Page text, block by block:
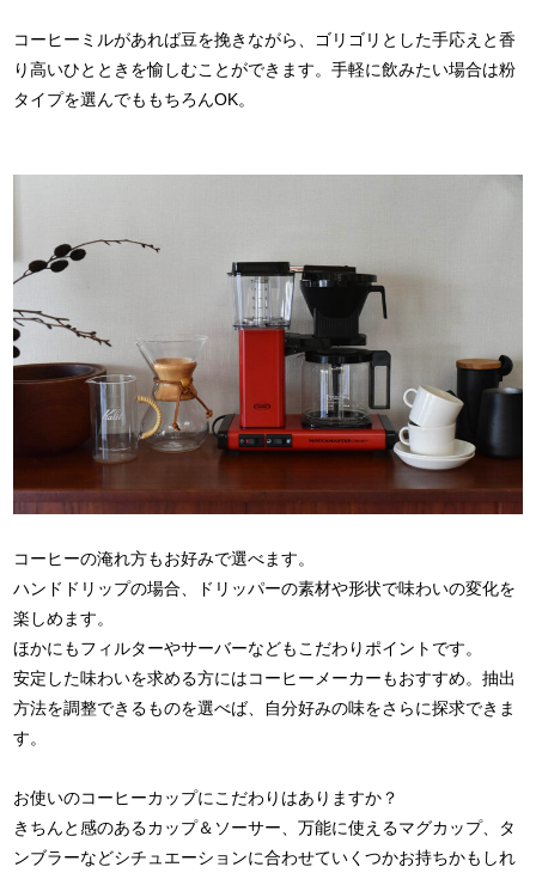
コーヒーミルがあれば豆を挽きながら、ゴリゴリとした手応えと香
り高いひとときを愉しむことができます。手軽に飲みたい場合は粉
タイプを選んでももちろんOK。
コーヒーの淹れ方もお好みで選べます。
ハンドドリップの場合、ドリッパーの素材や形状で味わいの変化を
楽しめます。
ほかにもフィルターやサーバーなどもこだわりポイントです。
安定した味わいを求める方にはコーヒーメーカーもおすすめ。抽出
方法を調整できるものを選べば、自分好みの味をさらに探求できま
す。
お使いのコーヒーカップにこだわりはありますか？
きちんと感のあるカップ＆ソーサー、万能に使えるマグカップ、タ
ンブラーなどシチュエーションに合わせていくつかお持ちかもしれ